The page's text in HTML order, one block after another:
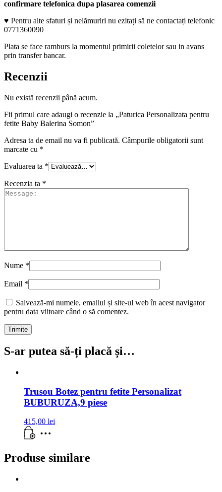
confirmare telefonica dupa plasarea comenzii
♥ Pentru alte sfaturi și nelămuriri nu ezitați să ne contactați telefonic
0771360090
Plata se face ramburs la momentul primirii coletelor sau in avans
prin transfer bancar.
Recenzii
Nu există recenzii până acum.
Fii primul care adaugi o recenzie la „Paturica Personalizata pentru
fetite Baby Balerina Somon”
Adresa ta de email nu va fi publicată. Câmpurile obligatorii sunt
marcate cu *
Evaluarea ta *
Recenzia ta *
Nume *
Email *
Salvează-mi numele, emailul și site-ul web în acest navigator
pentru data viitoare când o să comentez.
S-ar putea să-ți placă și…
Trusou Botez pentru fetite Personalizat
BUBURUZA,9 piese
415,00 lei
Produse similare